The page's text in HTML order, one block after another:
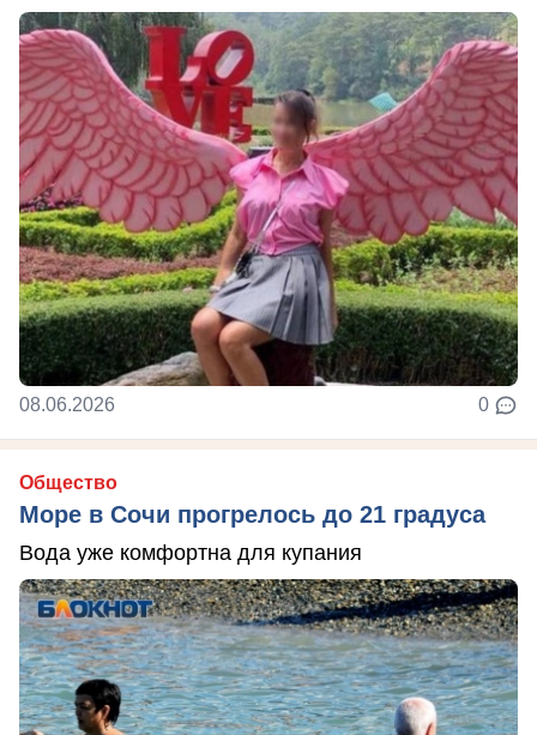
08.06.2026 0
Общество
Море в Сочи прогрелось до 21 градуса
Вода уже комфортна для купания